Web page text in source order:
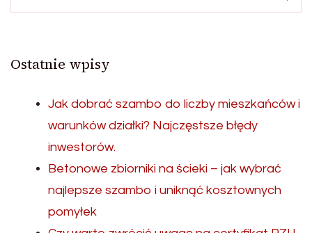
Ostatnie wpisy
Jak dobrać szambo do liczby mieszkańców i
warunków działki? Najczęstsze błędy
inwestorów.
Betonowe zbiorniki na ścieki – jak wybrać
najlepsze szambo i uniknąć kosztownych
pomyłek